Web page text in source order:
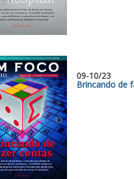
09-10/23
Brincando de